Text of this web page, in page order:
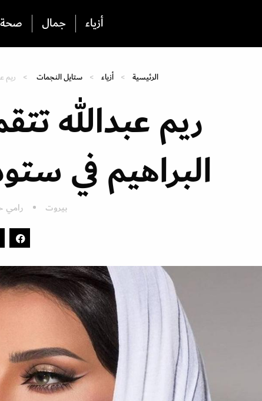
أزياء جمال صحة
الرئيسية أزياء ستايل النجمات ريم
ريم عبدالله
البراهيم في ستوديو 21
بيروت رامي